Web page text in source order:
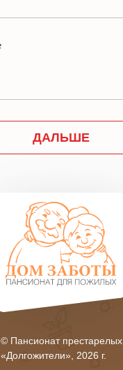
© Пансионат престарелых
«Долгожители», 2026 г.